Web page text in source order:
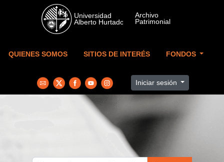
Skip to main content
QUIENES SOMOS SITIOS DE INTERÉS FONDOS
Iniciar sesión